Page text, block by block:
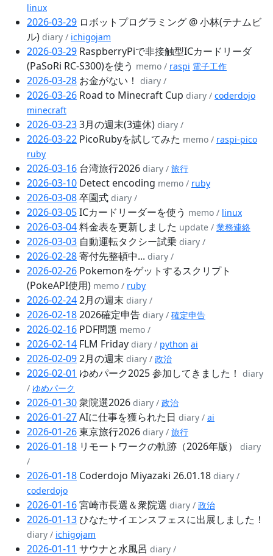
linux
2026-03-29 ロボットプログラミング @ 小林(テナムビ
ル) diary / ichigojam
2026-03-29 RaspberryPiで非接触型ICカードリーダ
(PaSoRi RC-S300)を使う memo / raspi 電子工作
2026-03-28 お金がない！ diary /
2026-03-26 Road to Minecraft Cup diary / coderdojo
minecraft
2026-03-233月の週末(3連休) diary /
2026-03-22 PicoRubyを試してみた memo / raspi-pico
ruby
2026-03-16 台湾旅行2026 diary / 旅行
2026-03-10 Detect encoding memo / ruby
2026-03-08卒園式 diary /
2026-03-05ICカードリーダーを使う memo / linux
2026-03-04料金表を更新しました update / 業務連絡
2026-03-03 自動運転タクシー試乗 diary /
2026-02-28寄付先整頓中... diary /
2026-02-26 Pokemonをゲットするスクリプト
(PokeAPI使用) memo / ruby
2026-02-242月の週末 diary /
2026-02-182026確定申告 diary / 確定申告
2026-02-16 PDF問題 memo /
2026-02-14 FLM Friday diary / python ai
2026-02-092月の週末 diary / 政治
2026-02-01 ゆめパーク2025 参加してきました！ diary
/ ゆめパーク
2026-01-30衆院選2026 diary / 政治
2026-01-27AIに仕事を獲られた日 diary / ai
2026-01-26東京旅行2026 diary / 旅行
2026-01-18 リモートワークの軌跡（2026年版） diary
/
2026-01-18 Coderdojo Miyazaki 26.01.18 diary /
coderdojo
2026-01-16宮崎市長選＆衆院選 diary / 政治
2026-01-13ひなたサイエンスフェスに出展しました！
diary / ichigojam
2026-01-11 サウナと水風呂 diary /